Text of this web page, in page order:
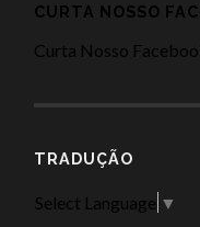
CURTA NOSSO
Curta Nosso
TRADUÇÃO
Select Language ▼